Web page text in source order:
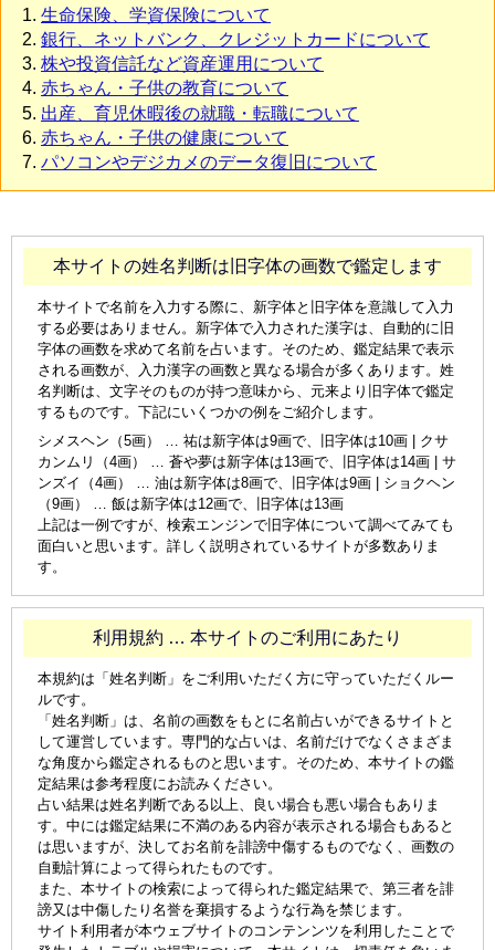
生命保険、学資保険について
銀行、ネットバンク、クレジットカードについて
株や投資信託など資産運用について
赤ちゃん・子供の教育について
出産、育児休暇後の就職・転職について
赤ちゃん・子供の健康について
パソコンやデジカメのデータ復旧について
本サイトの姓名判断は旧字体の画数で鑑定します
本サイトで名前を入力する際に、新字体と旧字体を意識して入力
する必要はありません。新字体で入力された漢字は、自動的に旧
字体の画数を求めて名前を占います。そのため、鑑定結果で表示
される画数が、入力漢字の画数と異なる場合が多くあります。姓
名判断は、文字そのものが持つ意味から、元来より旧字体で鑑定
するものです。下記にいくつかの例をご紹介します。
シメスヘン（5画） … 祐は新字体は9画で、旧字体は10画 | クサ
カンムリ（4画） … 蒼や夢は新字体は13画で、旧字体は14画 | サ
ンズイ（4画） … 油は新字体は8画で、旧字体は9画 | ショクヘン
（9画） … 飯は新字体は12画で、旧字体は13画
上記は一例ですが、検索エンジンで旧字体について調べてみても
面白いと思います。詳しく説明されているサイトが多数ありま
す。
利用規約 … 本サイトのご利用にあたり
本規約は「姓名判断」をご利用いただく方に守っていただくルー
ルです。
「姓名判断」は、名前の画数をもとに名前占いができるサイトと
して運営しています。専門的な占いは、名前だけでなくさまざま
な角度から鑑定されるものと思います。そのため、本サイトの鑑
定結果は参考程度にお読みください。
占い結果は姓名判断である以上、良い場合も悪い場合もありま
す。中には鑑定結果に不満のある内容が表示される場合もあると
は思いますが、決してお名前を誹謗中傷するものでなく、画数の
自動計算によって得られたものです。
また、本サイトの検索によって得られた鑑定結果で、第三者を誹
謗又は中傷したり名誉を棄損するような行為を禁じます。
サイト利用者が本ウェブサイトのコンテンンツを利用したことで